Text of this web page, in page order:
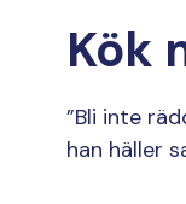
Kök
”Bli inte
han häller